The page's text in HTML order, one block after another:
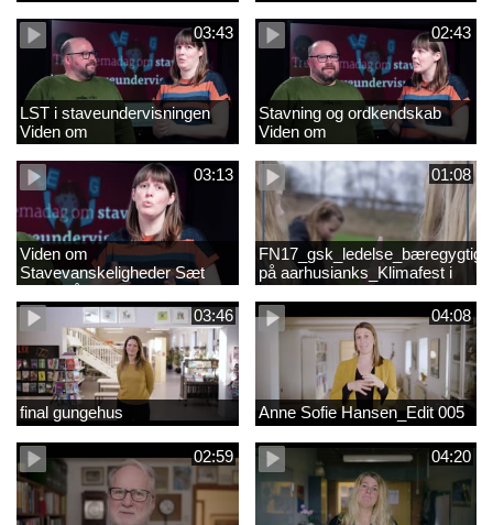
03:43
LST i staveundervisningen
Viden om
stavevanskeligheder
02:43
Stavning og ordkendskab
Viden om
stavevanskeligheder
03:13
Viden om
Stavevanskeligheder Sæt
fokus på stavning
01:08
på aarhusianks_Klimafest i
børnehøjde
03:46
final gungehus
04:08
Anne Sofie Hansen_Edit 005
02:59 04:20